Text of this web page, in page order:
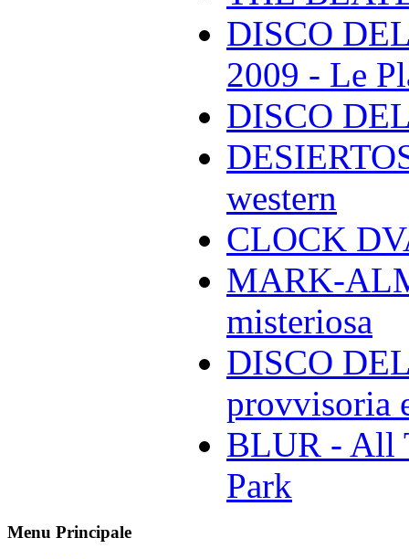
DISCO
2009 - Le
DISCO
western
CLOCK
MARK-
misteriosa
DISCO
provvisoria
BLUR - All
Park
Menu Principale